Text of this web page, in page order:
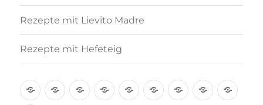
Rezepte mit Lievito Madre
Rezepte mit Hefeteig
Über Rezept-Kooperation
Brötchen
Brot GebäckKuchenTorten